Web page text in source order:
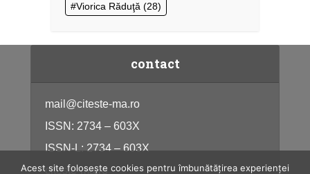
Viorica Răduţă (28)
contact
mail@citeste-ma.ro
ISSN: 2734 – 603X
ISSN-L: 2734 – 603X
citeste-ma.ro
Acest site folosește cookies pentru îmbunătățirea experienței